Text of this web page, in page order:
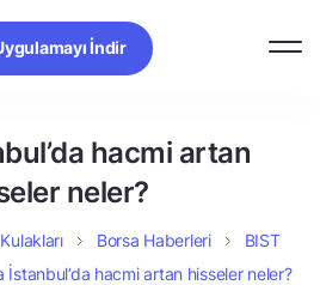
İndir
hacmi artan
neler?
Borsa Haberleri
BIST
İstanbul’da hacmi artan hisseler neler?